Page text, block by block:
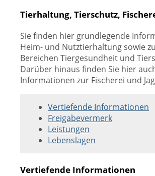
Tierhaltung, Tierschutz,
Sie finden hier grundlegende
Heim- und Nutztierhaltung sowie
Bereichen Tiergesundheit und
Darüber hinaus finden Sie hier
Informationen zur Fischerei und
Vertiefende Informationen
Freigabevermerk
Leistungen
Lebenslagen
Vertiefende Informationen